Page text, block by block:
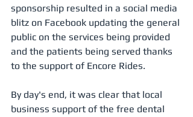
sponsorship resulted in a social media
blitz on Facebook updating the general
public on the services being provided
and the patients being served thanks
to the support of Encore Rides.
By day's end, it was clear that local
business support of the free dental